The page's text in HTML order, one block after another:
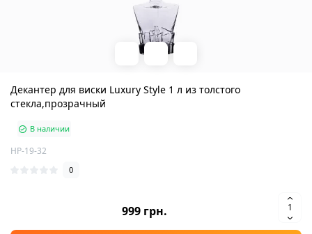
Декантер для виски Luxury Style 1 л из толстого
стекла,прозрачный
В наличии
HP-19-32
0
999 грн.